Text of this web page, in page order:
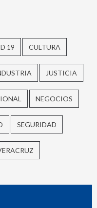
19 CULTURA
JUSTICIA
NEGOCIOS
SEGURIDAD